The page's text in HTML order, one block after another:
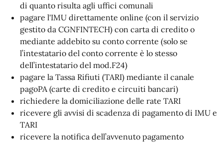
di quanto risulta agli uffici comunali
pagare l'IMU direttamente online (con il servizio
gestito da CGNFINTECH) con carta di credito o
mediante addebito su conto corrente (solo se
l’intestatario del conto corrente è lo stesso
dell’intestatario del mod.F24)
pagare la Tassa Rifiuti (TARI) mediante il canale
pagoPA (carte di credito e circuiti bancari)
richiedere la domiciliazione delle rate TARI
ricevere gli avvisi di scadenza di pagamento di IMU e
TARI
ricevere la notifica dell’avvenuto pagamento